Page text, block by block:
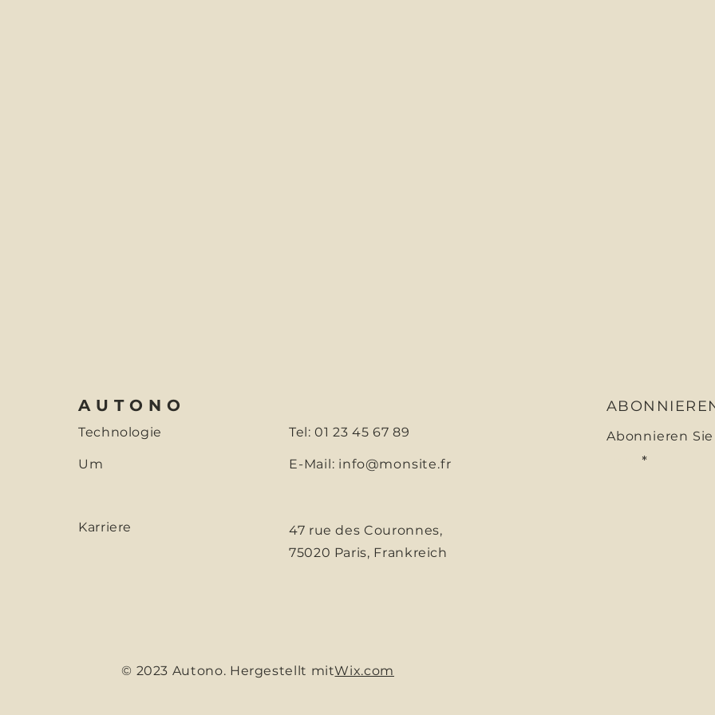
AUTONO
Technologie
Um
Karriere
Tel: 01 23 45 67 89
E-Mail: info@monsite.fr
47 rue des Couronnes,
75020 Paris, Frankreich
Abonnieren
© 2023 Autono. Hergestellt mitWix.com